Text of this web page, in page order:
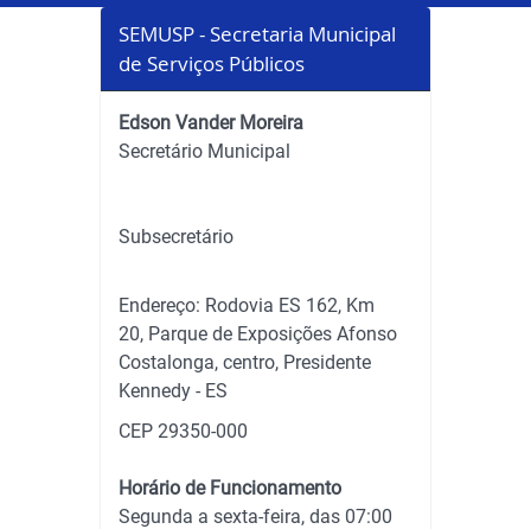
SEMUSP - Secretaria Municipal
de Serviços Públicos
Edson Vander Moreira
Secretário Municipal
Subsecretário
Endereço: Rodovia ES 162, Km
20, Parque de Exposições Afonso
Costalonga, centro, Presidente
Kennedy - ES
CEP 29350-000
Horário de Funcionamento
Segunda a sexta-feira, das 07:00